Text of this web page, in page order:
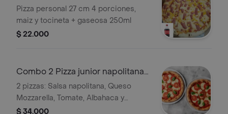
Pizza personal 27 cm 4 porciones,
maiz y tocineta + gaseosa 250ml
$ 22.000
Combo 2 Pizza junior napolitana
de 20 cm
2 pizzas: Salsa napolitana, Queso
Mozzarella, Tomate, Albahaca y
Oregano
$ 34.000